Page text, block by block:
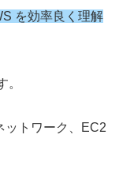
を効率良く理解
。
ットワーク、EC2